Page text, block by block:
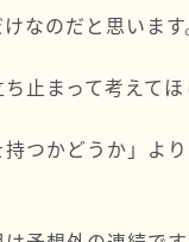
なのだと思います
止まって考えてほ
つかどうか」よ